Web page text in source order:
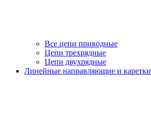
Все цепи приводные
Цепи трехрядные
Цепи двухрядные
Линейные направляющие и каретки